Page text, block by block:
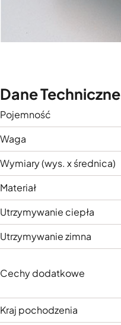
Dane Techniczne
Pojemność
Waga
Wymiary (wys. x średnica)
Materiał
Utrzymywanie ciepła
Utrzymywanie zimna
Cechy dodatkowe
Kraj pochodzenia